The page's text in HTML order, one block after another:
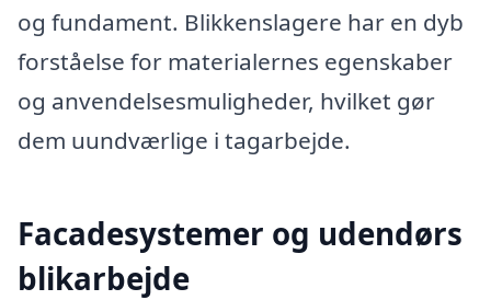
og fundament. Blikkenslagere har en dyb
forståelse for materialernes egenskaber
og anvendelsesmuligheder, hvilket gør
dem uundværlige i tagarbejde.
Facadesystemer og udendørs
blikarbejde